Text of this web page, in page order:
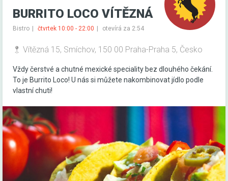
BURRITO LOCO VÍTĚZNÁ
Bistro čtvrtek 10:00 - 22:00 otevírá za 2:54
Vítězná 15, Smíchov, 150 00 Praha-Praha 5, Česko
Vždy čerstvé a chutné mexické speciality bez dlouhého čekání.
To je Burrito Loco! U nás si můžete nakombinovat jídlo podle
vlastní chuti!